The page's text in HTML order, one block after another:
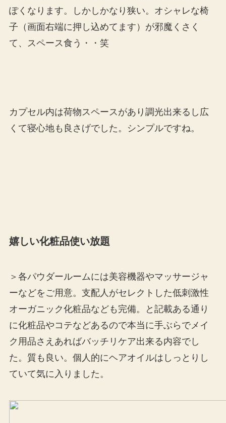
ぽくなります。しかしかなり狭い。オシャレな椅
子（画面右端に押し込めてます）が邪魔くさく
て、スペース食う・・笑
カプセル内は荷物スペースがあり調光出来るし広
くて寝心地も良さげでした。シンプルですね。
嬉しい化粧品使い放題
＞各パウダールームには美容機器やマッサージャ
ーなどをご用意。支配人がセレクトした低刺激性
オーガニック化粧品なども完備。と記載ある通り
に化粧品やコテなどあるので本当に手ぶらでメイ
ク用品さえあればバッチリケア出来る内容でし
た。質も良い。個人的にヘアオイルはしっとりし
ていて気に入りました。